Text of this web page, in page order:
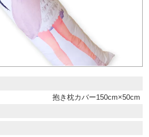
抱き枕カバー150cm×50cm